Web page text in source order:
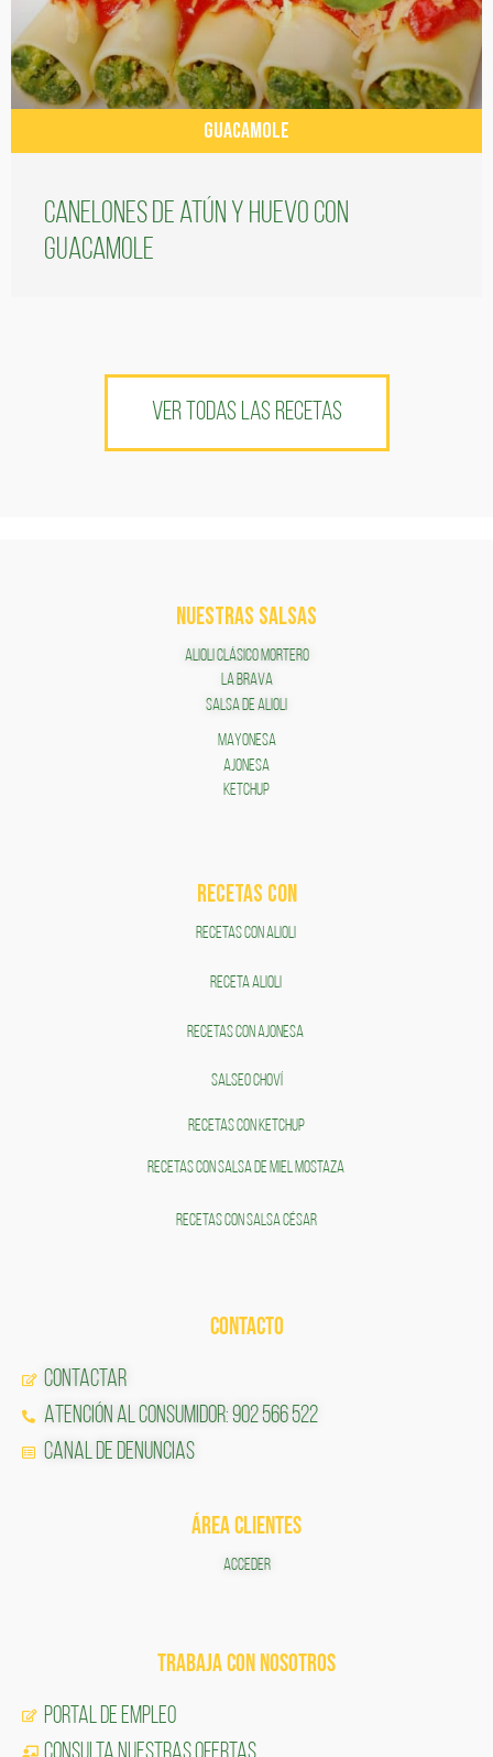
GUACAMOLE
Canelones de atún y huevo con
guacamole
VER TODAS LAS RECETAS
NUESTRAS SALSAS
ALIOLI CLÁSICO MORTERO
LA BRAVA
SALSA DE ALIOLI
MAYONESA
AJONESA
KETCHUP
RECETAS COn
RECETAS CON ALIOLI
RECETA ALIOLI
RECETAS CON AJONESA
SALSEO CHOVÍ
RECETAS CON KETCHUP
RECETAS CON SALSA DE MIEL MOSTAZA
RECETAS CON SALSA CÉSAR
CONTACTO
Contactar
Atención al Consumidor: 902 566 522
Canal de Denuncias
ÁREA CLIENTES
ACCEDER
TRABAJA CON NOSOTROS
Portal de Empleo